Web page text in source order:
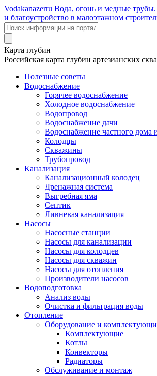
Vodakanazerru Вода, огонь и медные
и благоустройство в малоэтажном
Карта глубин
Российская карта глубин артезианских
Полезные советы
Водоснабжение
Горячее водоснабжение
Холодное водоснабжение
Водопровод
Водоснабжение дачи
Водоснабжение частного дома
Колодцы
Скважины
Трубопровод
Канализация
Канализационный колодец
Дренажная система
Выгребная яма
Септик
Ливневая канализация
Насосы
Насосные станции
Насосы для канализации
Насосы для колодцев
Насосы для скважин
Насосы для отопления
Производители насосов
Водоподготовка
Анализ воды
Очистка и фильтрация воды
Отопление
Оборудование и
Комплектующие
Котлы
Конвекторы
Радиаторы
Обслуживание и монтаж